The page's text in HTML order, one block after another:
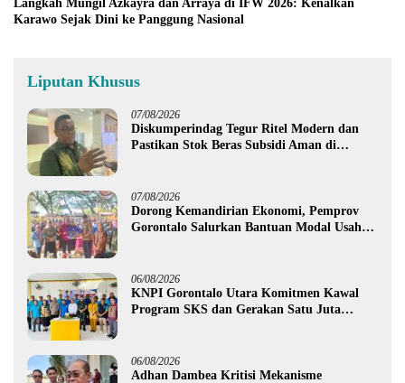
Langkah Mungil Azkayra dan Arraya di IFW 2026: Kenalkan
Karawo Sejak Dini ke Panggung Nasional
Liputan Khusus
07/08/2026
Diskumperindag Tegur Ritel Modern dan
Pastikan Stok Beras Subsidi Aman di
07/08/2026
Dorong Kemandirian Ekonomi, Pemprov
Gorontalo Salurkan Bantuan Modal Usaha
06/08/2026
KNPI Gorontalo Utara Komitmen Kawal
Program SKS dan Gerakan Satu Juta
06/08/2026
Adhan Dambea Kritisi Mekanisme